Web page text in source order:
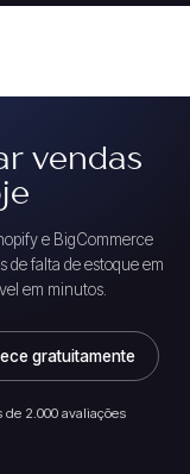
vendas
e BigCommerce
de falta de estoque em
em minutos.
gratuitamente
de 2.000 avaliações